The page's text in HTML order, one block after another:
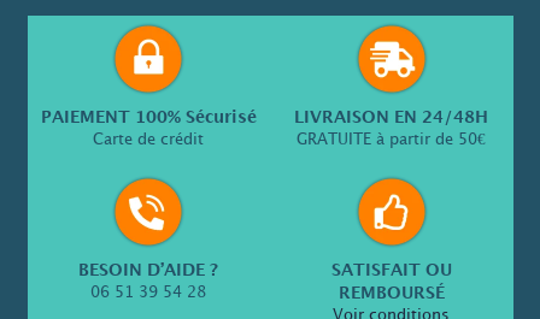
PAIEMENT 100% Sécurisé
Carte de crédit
LIVRAISON EN 24/48H
GRATUITE à partir de 50€
BESOIN D’AIDE ?
06 51 39 54 28
SATISFAIT OU
REMBOURSÉ
Voir conditions